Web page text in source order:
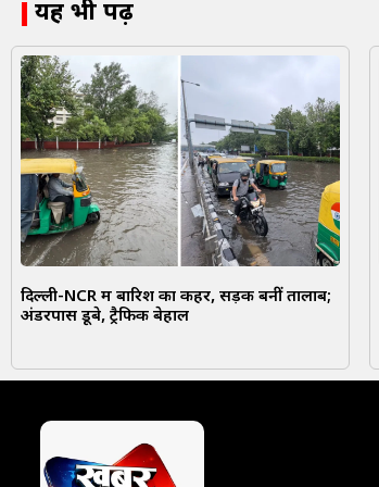
यह भी पढ़ें
दिल्ली-NCR में बारिश का कहर, सड़कें बनीं तालाब;
अंडरपास डूबे, ट्रैफिक बेहाल